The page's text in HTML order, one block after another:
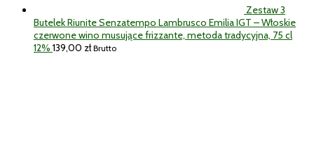
Zestaw 3
Butelek Riunite Senzatempo Lambrusco Emilia IGT – Włoskie
czerwone wino musujące frizzante, metoda tradycyjna, 75 cl
12% 139,00 zł Brutto